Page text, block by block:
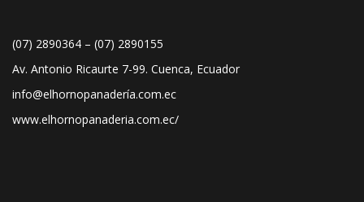
(07) 2890364 – (07) 2890155
Av. Antonio Ricaurte 7-99. Cuenca, Ecuador
info@elhornopanadería.com.ec
www.elhornopanaderia.com.ec/